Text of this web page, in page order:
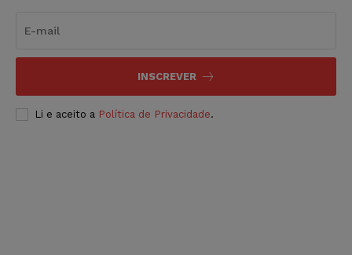
INSCREVER
Li e aceito a Política de Privacidade.